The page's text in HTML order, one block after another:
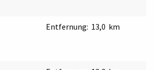
Entfernung: 13,0 km